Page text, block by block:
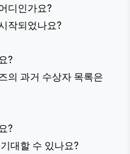
디인가요?
작되었나요?
?
의 과거 수상자 목록은
?
대할 수 있나요?